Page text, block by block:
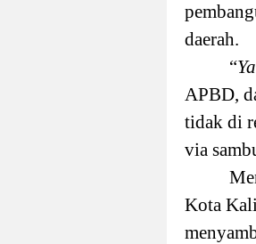
daerah.
“Ya
APBD,
tidak di
via
Kota